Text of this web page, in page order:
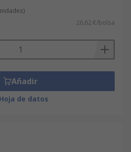
PCB por marca,
u otras características.
gama de productos,
tecnología punta y
hasta los productos
26,62 €/bolsa
Añadir
Hoja de datos